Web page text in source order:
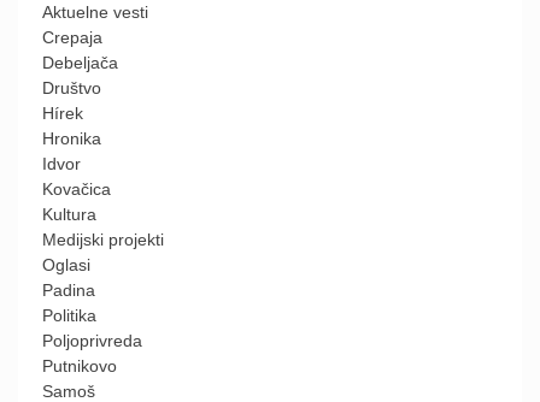
Aktuelne vesti
Crepaja
Debeljača
Društvo
Hírek
Hronika
Idvor
Kovačica
Kultura
Medijski projekti
Oglasi
Padina
Politika
Poljoprivreda
Putnikovo
Samoš